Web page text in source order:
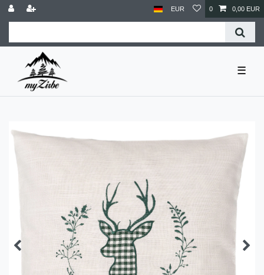
EUR 0 0,00 EUR
☰